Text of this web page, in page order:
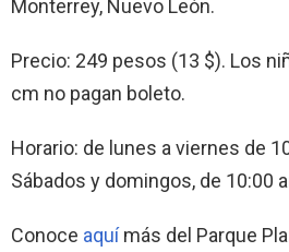
Monterrey, Nuevo León.
Precio: 249 pesos (13 $). Los
cm no pagan boleto.
Horario: de lunes a viernes de
Sábados y domingos, de 10:00
Conoce aquímás del Parque